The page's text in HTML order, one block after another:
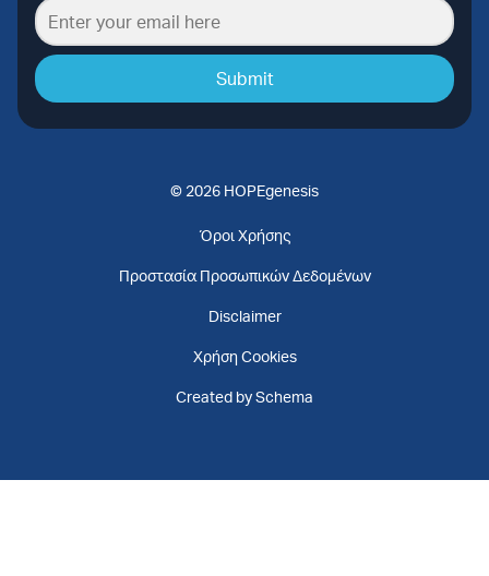
Submit
© 2026 HOPEgenesis
Όροι Χρήσης
Προστασία Προσωπικών Δεδομένων
Disclaimer
Χρήση Cookies
Created by Schema